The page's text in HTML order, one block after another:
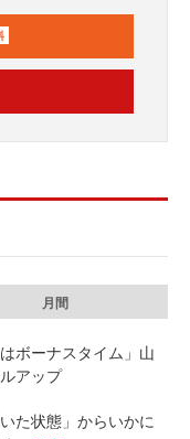
月間
ボーナスタイム」山
アップ
た状態」からいかに